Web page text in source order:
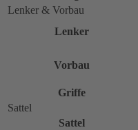
Lenker & Vorbau
Lenker
Vorbau
Griffe
Sattel
Sattel